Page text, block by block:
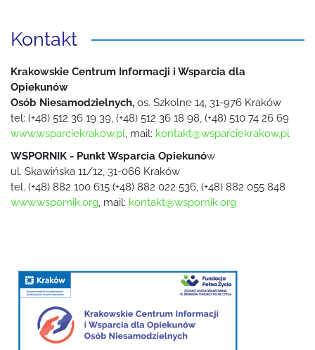
Kontakt
Krakowskie Centrum Informacji i Wsparcia dla
Opiekunów
Osób Niesamodzielnych, os. Szkolne 14, 31-976 Kraków
tel: (+48) 512 36 19 39, (+48) 512 36 18 98, (+48) 510 74 26 69
www.wsparciekrakow.pl, mail: kontakt@wsparciekrakow.pl
WSPORNIK - Punkt Wsparcia Opiekunów
ul. Skawińska 11/12, 31-066 Kraków
tel. (+48) 882 100 615 (+48) 882 022 536, (+48) 882 055 848
www.wspornik.org, mail: kontakt@wspornik.org